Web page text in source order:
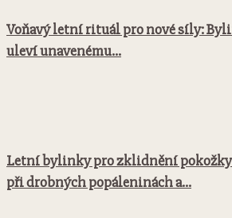
Voňavý letní rituál pro nové síly:
uleví unavenému...
Letní bylinky pro zklidnění
při drobných popáleninách a...